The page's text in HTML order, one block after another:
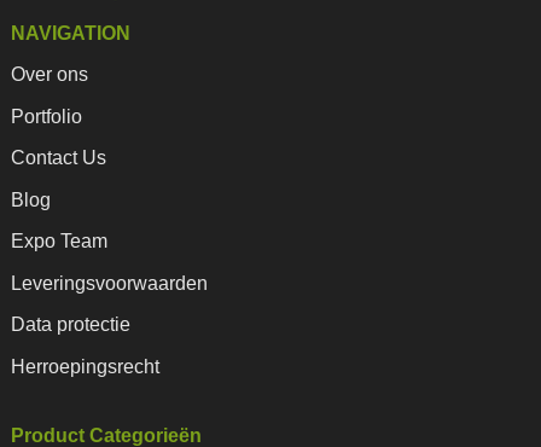
NAVIGATION
Over ons
Portfolio
Contact Us
Blog
Expo Team
Leveringsvoorwaarden
Data protectie
Herroepingsrecht
Product Categorieën